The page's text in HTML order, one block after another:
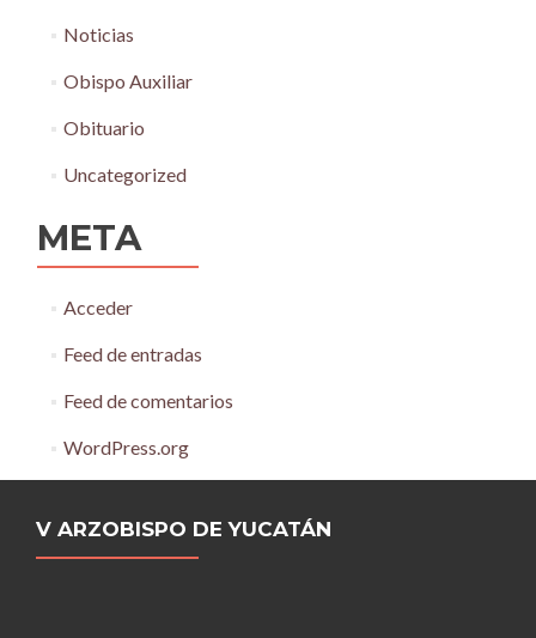
Noticias
Obispo Auxiliar
Obituario
Uncategorized
META
Acceder
Feed de entradas
Feed de comentarios
WordPress.org
V ARZOBISPO DE YUCATÁN